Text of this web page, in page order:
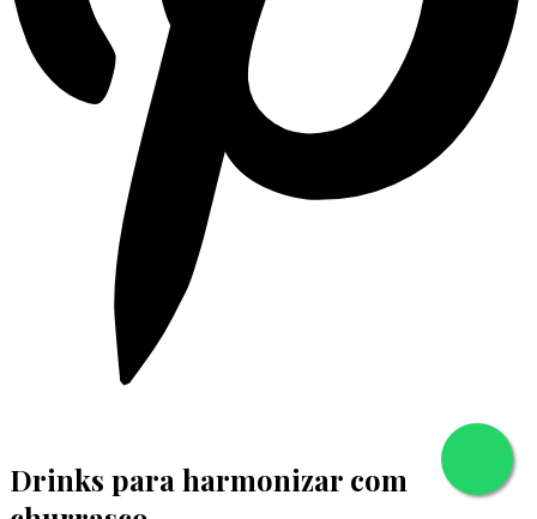
Drinks para harmonizar com